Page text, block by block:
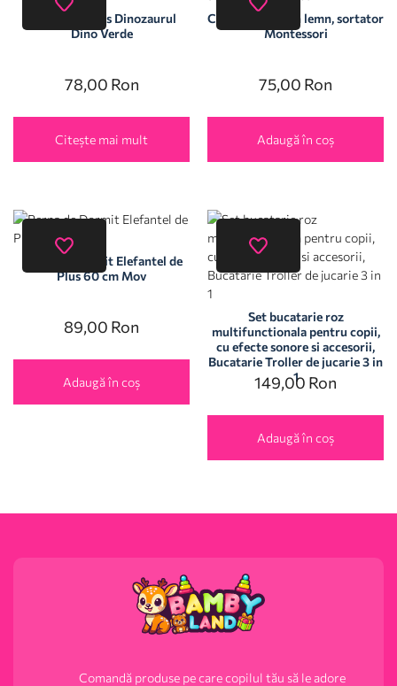
Jucarie din Plus Dinozaurul
Dino Verde
78,00 Ron
Citește mai mult
Cub educativ din lemn, sortator
Montessori
75,00 Ron
Adaugă în coș
Perna de Dormit Elefantel de
Plus 60 cm Mov
89,00 Ron
Adaugă în coș
Set bucatarie roz
multifunctionala pentru copii,
cu efecte sonore si accesorii,
Bucatarie Troller de jucarie 3 in
1
149,00 Ron
Adaugă în coș
Comandă produse pe care copilul tău să le adore